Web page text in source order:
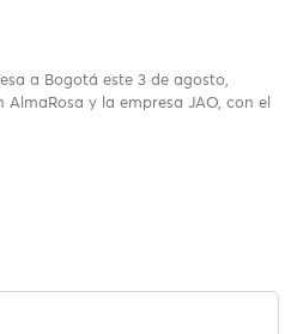
a Bogotá este 3 de agosto,
y la empresa JAO, con el